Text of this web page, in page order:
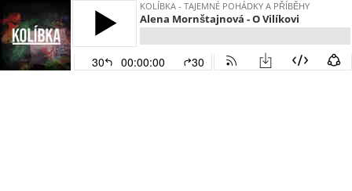
KOLÍBKA - TAJEMNÉ POHÁDKY A PŘÍBĚHY
Alena Mornštajnová - O Vilíkovi
30 00:00:00 30